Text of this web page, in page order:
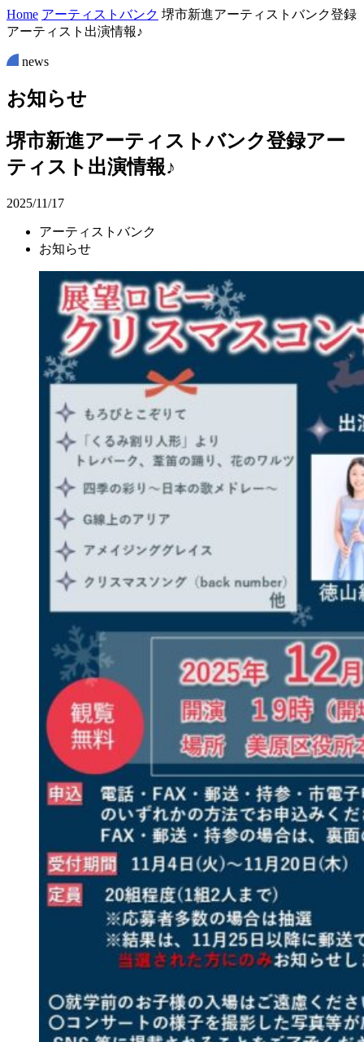
Home アーティストバンク 堺市新進アーティストバンク登録
アーティスト出演情報♪
news
お知らせ
堺市新進アーティストバンク登録アー
ティスト出演情報♪
2025/11/17
アーティストバンク
お知らせ